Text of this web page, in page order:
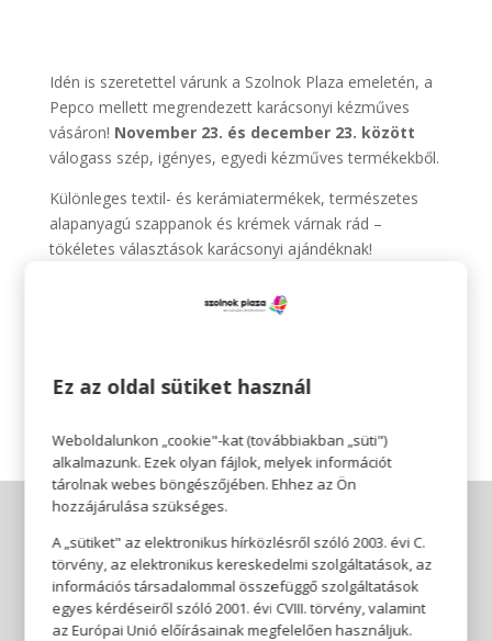
Idén is szeretettel várunk a Szolnok Plaza emeletén, a
Pepco mellett megrendezett karácsonyi kézműves
vásáron! November 23. és december 23. között
válogass szép, igényes, egyedi kézműves termékekből.
Különleges textil- és kerámiatermékek, természetes
alapanyagú szappanok és krémek várnak rád –
tökéletes választások karácsonyi ajándéknak!
Hétfő-Szombat: 10:00-18:00
Lepd meg szeretteidet egyedi ajándékokkal!
Ez az oldal sütiket használ
Weboldalunkon „cookie"-kat (továbbiakban „süti")
alkalmazunk. Ezek olyan fájlok, melyek információt
tárolnak webes böngészőjében. Ehhez az Ön
hozzájárulása szükséges.
A „sütiket" az elektronikus hírközlésről szóló 2003. évi C.
törvény, az elektronikus kereskedelmi szolgáltatások, az
információs társadalommal összefüggő szolgáltatások
egyes kérdéseiről szóló 2001. évi CVIII. törvény, valamint
az Európai Unió előírásainak megfelelően használjuk.